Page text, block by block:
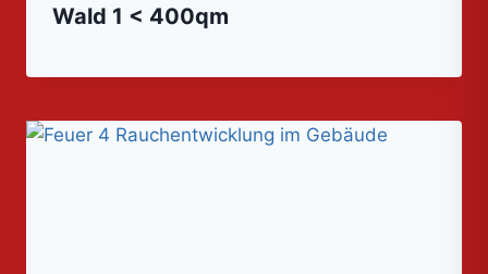
Wald 1 < 400qm